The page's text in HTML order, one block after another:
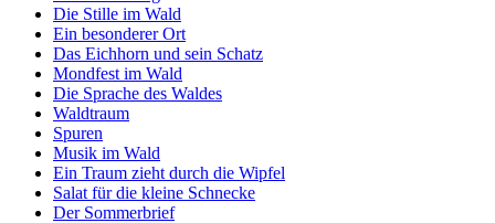
Die Stille im Wald
Ein besonderer Ort
Das Eichhorn und sein Schatz
Mondfest im Wald
Die Sprache des Waldes
Waldtraum
Spuren
Musik im Wald
Ein Traum zieht durch die Wipfel
Salat für die kleine Schnecke
Der Sommerbrief